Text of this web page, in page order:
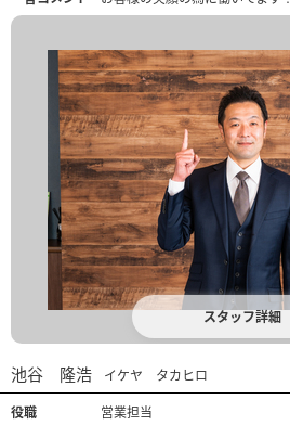
スタッフ詳細
池谷 隆浩
イケヤ タカヒロ
役職
営業担当